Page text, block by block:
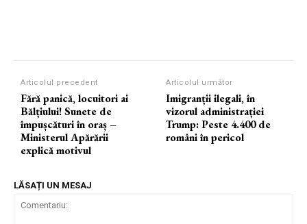
Articolul precedent
Fără panică, locuitori ai
Bălțiului! Sunete de
împușcături în oraș –
Ministerul Apărării
explică motivul
Articolul următor
Imigranții ilegali, în
vizorul administrației
Trump: Peste 4.400 de
români în pericol
LĂSAȚI UN MESAJ